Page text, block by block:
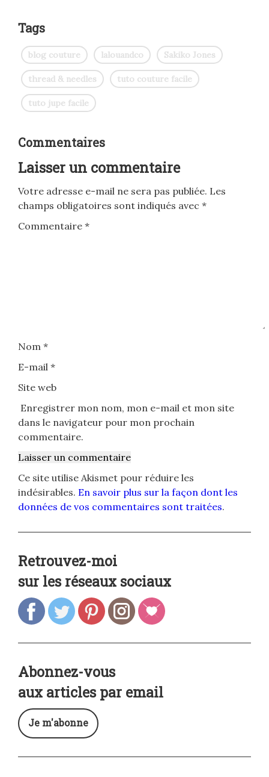
Tags
blog couture lalouandco Sakiko Jones
thread & needles tuto couture facile
tuto jupe facile
Commentaires
Laisser un commentaire
Votre adresse e-mail ne sera pas publiée. Les
champs obligatoires sont indiqués avec *
Commentaire *
Nom *
E-mail *
Site web
Enregistrer mon nom, mon e-mail et mon site
dans le navigateur pour mon prochain
commentaire.
Ce site utilise Akismet pour réduire les
indésirables. En savoir plus sur la façon dont les
données de vos commentaires sont traitées.
Retrouvez-moi
sur les réseaux sociaux
Abonnez-vous
aux articles par email
Je m'abonne